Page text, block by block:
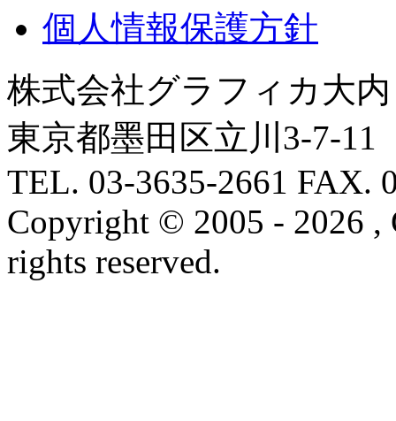
個人情報保護方針
株式会社グラフィカ大内
東京都墨田区立川3-7-11
TEL. 03-3635-2661 FAX.
Copyright © 2005 - 2026 ,
rights reserved.